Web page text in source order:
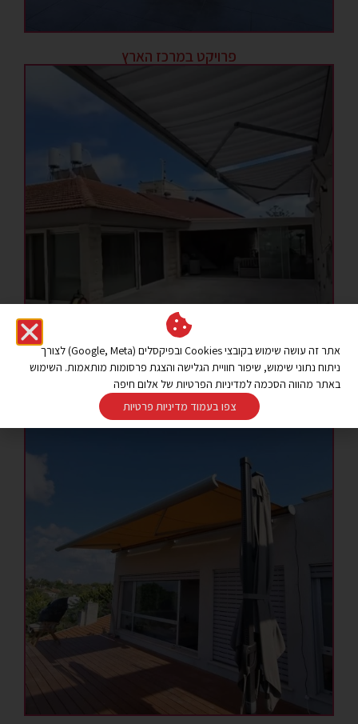
זכרון יעקב
פרויקט במרכז הארץ
אתר זה עושה שימוש בקובצי Cookies ובפיקסלים (Google, Meta) לצורך
ניתוח נתוני שימוש, שיפור חוויית הגלישה והצגת פרסומות מותאמות. השימוש
באתר מהווה הסכמה למדיניות הפרטיות של אלום חיפה
צפו בעמוד מדיניות פרטיות